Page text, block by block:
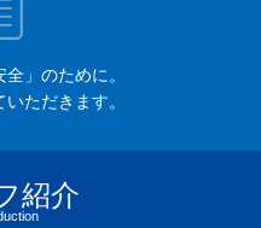
」のために。
ただきます。
紹介